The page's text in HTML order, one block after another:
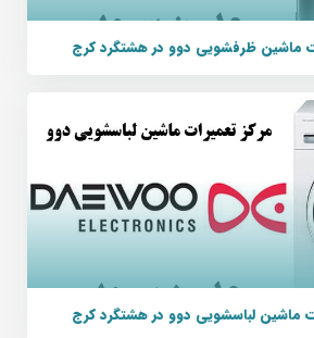
ماشین ظرفشویی دوو در هشتگرد کرج
ماشین لباسشویی دوو در هشتگرد کرج